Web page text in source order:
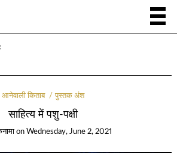
आनेवाली किताब पुस्तक अंश
साहित्य में पशु-पक्षी
on Wednesday, June 2, 2021